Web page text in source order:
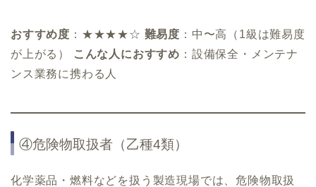
おすすめ度 ：★★★★☆ 難易度 ：中〜高（1級は難易度
が上がる）
こんな人におすすめ ：設備保全・メンテナ
ンス業務に携わる人
④危険物取扱者（乙種4類）
化学薬品・燃料などを扱う製造現場では、危険物取扱